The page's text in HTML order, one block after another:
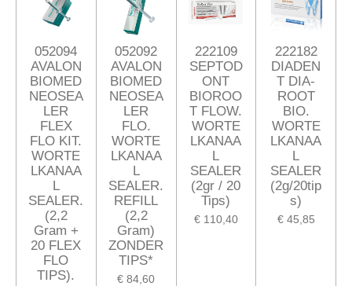
052094
AVALON
BIOMED
NEOSEA
LER
FLEX
FLO KIT.
WORTE
LKANAA
L
SEALER.
(2,2
Gram +
20 FLEX
FLO
TIPS).
052092
AVALON
BIOMED
NEOSEA
LER
FLO.
WORTE
LKANAA
L
SEALER.
REFILL
(2,2
Gram)
ZONDER
TIPS*
€ 84,60
222109
SEPTOD
ONT
BIOROO
T FLOW.
WORTE
LKANAA
L
SEALER
(2gr / 20
Tips)
€ 110,40
222182
DIADEN
T DIA-
ROOT
BIO.
WORTE
LKANAA
L
SEALER
(2g/20tip
s)
€ 45,85